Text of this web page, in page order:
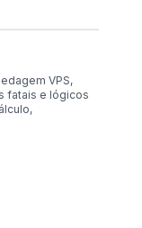
VPS,
fatais e lógicos